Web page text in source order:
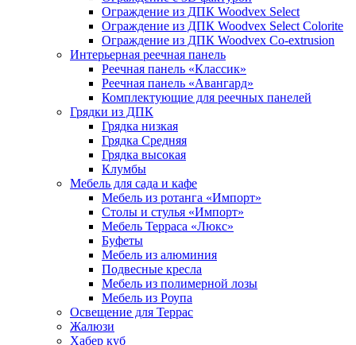
Ограждение из ДПК Woodvex Select
Ограждение из ДПК Woodvex Select Colorite
Ограждение из ДПК Woodvex Co-extrusion
Интерьерная реечная панель
Реечная панель «Классик»
Реечная панель «Авангард»
Комплектующие для реечных панелей
Грядки из ДПК
Грядка низкая
Грядка Средняя
Грядка высокая
Клумбы
Мебель для сада и кафе
Мебель из ротанга «Импорт»
Столы и стулья «Импорт»
Мебель Терраса «Люкс»
Буфеты
Мебель из алюминия
Подвесные кресла
Мебель из полимерной лозы
Мебель из Роупа
Освещение для Террас
Жалюзи
Хабер куб